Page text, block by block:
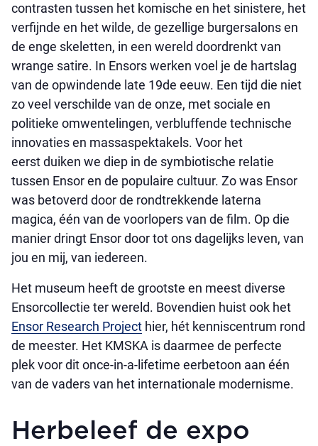
contrasten tussen het komische en het sinistere, het
verfijnde en het wilde, de gezellige burgersalons en
de enge skeletten, in een wereld doordrenkt van
wrange satire. In Ensors werken voel je de hartslag
van de opwindende late 19de eeuw. Een tijd die niet
zo veel verschilde van de onze, met sociale en
politieke omwentelingen, verbluffende technische
innovaties en massaspektakels. Voor het
eerst duiken we diep in de symbiotische relatie
tussen Ensor en de populaire cultuur. Zo was Ensor
was betoverd door de rondtrekkende laterna
magica, één van de voorlopers van de film. Op die
manier dringt Ensor door tot ons dagelijks leven, van
jou en mij, van iedereen.
Het museum heeft de grootste en meest diverse
Ensorcollectie ter wereld. Bovendien huist ook het
Ensor Research Project hier, hét kenniscentrum rond
de meester. Het KMSKA is daarmee de perfecte
plek voor dit once-in-a-lifetime eerbetoon aan één
van de vaders van het internationale modernisme.
Herbeleef de expo